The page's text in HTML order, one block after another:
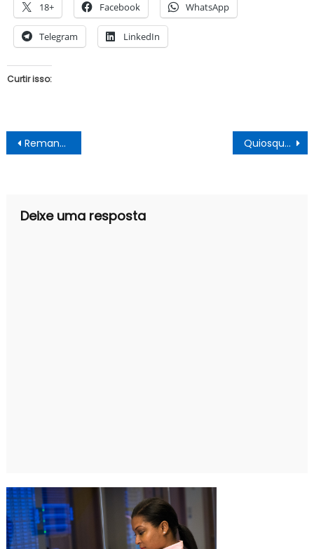
18+ Facebook WhatsApp
Telegram LinkedIn
Curtir isso:
Navegação
de
Remanso: Mulher denuncia péssimo atendimento na UBS. Quiosques da Orla Nova é o tema na visita do vereador Lourival Quirino à Secretaria de Obras de Juazeiro
Deixe uma resposta